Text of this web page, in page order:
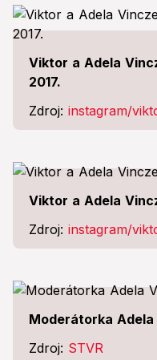
Viktor a Adela
2017.
Zdroj: instagram/
Viktor a Adela
Zdroj: instagram/
Moderátorka
Zdroj: STVR